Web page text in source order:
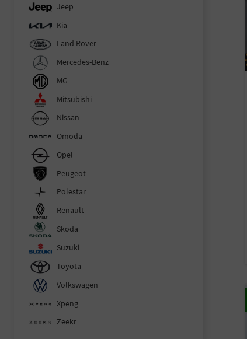
Jeep
Kia
Land Rover
Mercedes-Benz
MG
Mitsubishi
Nissan
Omoda
Opel
Peugeot
Polestar
Renault
Skoda
Suzuki
Toyota
Volkswagen
Xpeng
Zeekr